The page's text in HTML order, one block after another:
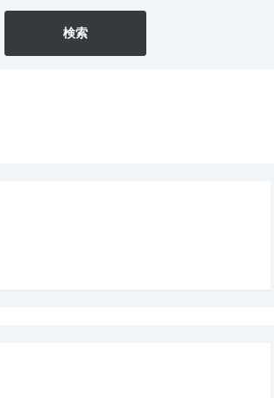
検索